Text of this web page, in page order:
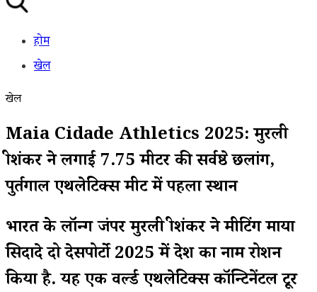
होम
खेल
खेल
Maia Cidade Athletics 2025: मुरली
श्रीशंकर ने लगाई 7.75 मीटर की सर्वश्रेष्ठ छलांग,
पुर्तगाल एथलेटिक्स मीट में पहला स्थान
भारत के लॉन्ग जंपर मुरली श्रीशंकर ने मीटिंग माया
सिदादे दो देसपोर्टो 2025 में देश का नाम रोशन
किया है. यह एक वर्ल्ड एथलेटिक्स कॉन्टिनेंटल टूर